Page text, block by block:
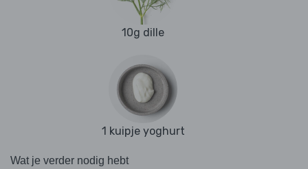
10g dille
1 kuipje yoghurt
Wat je verder nodig hebt